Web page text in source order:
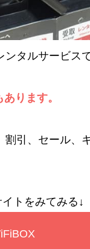
タルサービスで
ります。
引、セール、
トをみてみる↓